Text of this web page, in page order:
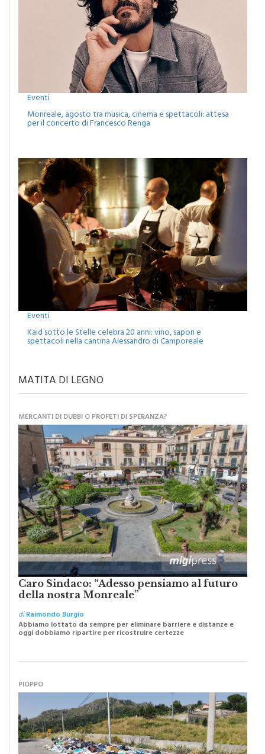
Eventi
Monreale, agosto tra musica, cinema e spettacoli: attesa
per il concerto di Francesco Renga
Eventi
Kaid sotto le Stelle celebra 20 anni: vino, sapori e
spettacoli nella cantina Alessandro di Camporeale
MATITA DI LEGNO
MERCANTI DI DUBBI O PROFETI DI SPERANZA?
Caro Sindaco: “Adesso pensiamo al futuro
della nostra Monreale”
diRaimondo Burgio
Abbiamo lottato da sempre per eliminare barriere e distanze e
oggi dobbiamo ripartire per ricostruire certezze
PIOPPO